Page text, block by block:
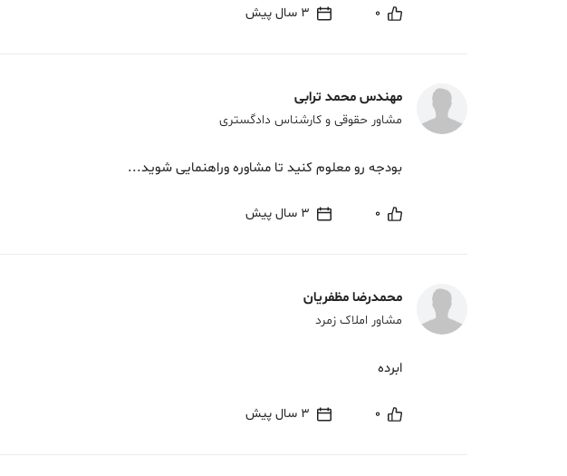
0 3 سال پیش
مهندس محمد ترابی
مشاور حقوقی و کارشناس دادگستری
بودجه رو معلوم کنید تا مشاوره وراهنمایی شوید...
0 3 سال پیش
محمدرضا مظفريان
مشاور املاک زمرد
ابرده
0 3 سال پیش